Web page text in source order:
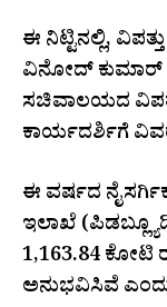
ಈ ನಿಟ್ಟಿನಲ್ಲಿ,
ವಿನೋದ್ ಕುಮಾರ್
ಸಚಿವಾಲಯದ
ಕಾರ್ಯದರ್ಶಿಗೆ
ಈ ವರ್ಷದ
ಇಲಾಖೆ
1,163.84 ಕೋಟಿ
ಅನುಭವಿಸಿವೆ